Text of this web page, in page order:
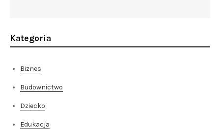
Kategoria
Biznes
Budownictwo
Dziecko
Edukacja